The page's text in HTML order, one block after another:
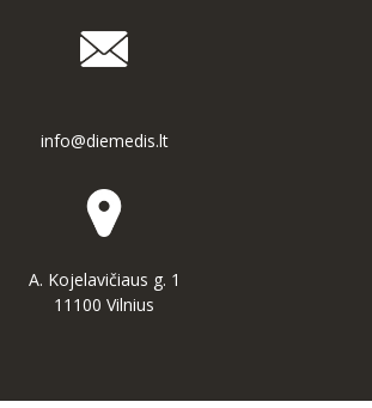
info@diemedis.lt
A. Kojelavičiaus g. 1
11100 Vilnius